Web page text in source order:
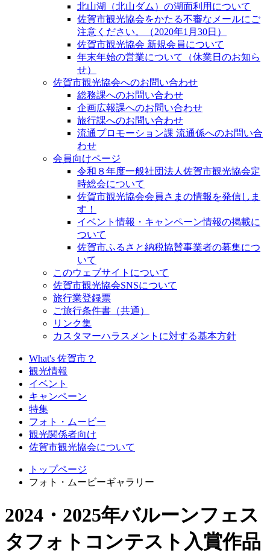
北山湖（北山ダム）の湖面利用について
佐賀市観光協会をかたる不審なメールにご
注意ください。（2020年1月30日）
佐賀市観光協会 新規会員について
年末年始の営業について（休業日のお知ら
せ）
佐賀市観光協会へのお問い合わせ
総務課へのお問い合わせ
企画広報課へのお問い合わせ
旅行課へのお問い合わせ
流通プロモーション課 流通係へのお問い合
わせ
会員向けページ
令和８年度一般社団法人佐賀市観光協会定
時総会について
佐賀市観光協会会員さまの情報を発信しま
す！
イベント情報・キャンペーン情報の掲載に
ついて
佐賀市ふるさと納税協賛事業者の募集につ
いて
このウェブサイトについて
佐賀市観光協会SNSについて
旅行業登録票
ご旅行条件書（共通）
リンク集
カスタマーハラスメントに対する基本方針
What's 佐賀市？
観光情報
イベント
キャンペーン
特集
フォト・ムービー
観光関係者向け
佐賀市観光協会について
トップページ
フォト・ムービーギャラリー
2024・2025年バルーンフェス
タフォトコンテスト入賞作品